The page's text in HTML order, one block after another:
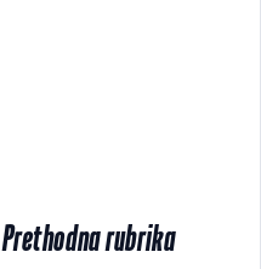
Prethodna rubrika